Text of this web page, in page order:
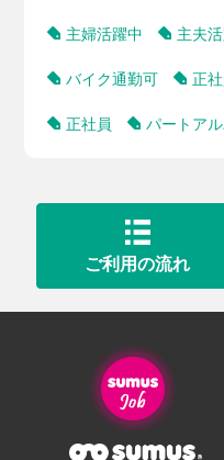
主婦活躍中 主夫
バイク通勤可 正
正社員 パートア
ご利用の流れ